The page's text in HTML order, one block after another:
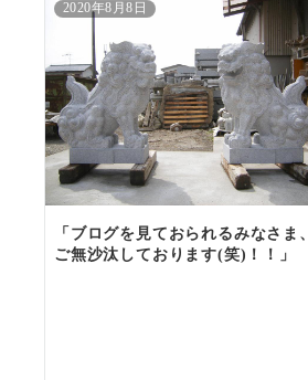
2020年8月8日
「ブログを見ておられるみなさま、
ご無沙汰しております(笑)！！」